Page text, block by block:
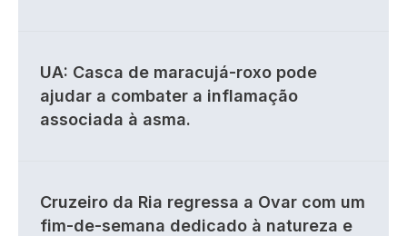
UA: Casca de maracujá-roxo pode
ajudar a combater a inflamação
associada à asma.
Cruzeiro da Ria regressa a Ovar com um
fim-de-semana dedicado à natureza e